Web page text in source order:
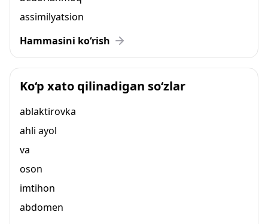
assimilyatsion
Hammasini ko‘rish
Ko‘p xato qilinadigan so‘zlar
ablaktirovka
ahli ayol
va
oson
imtihon
abdomen